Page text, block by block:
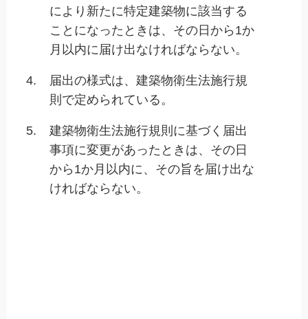
により新たに特定建築物に該当する
ことになったときは、その日から1か
月以内に届け出なければならない。
4.
届出の様式は、建築物衛生法施行規
則で定められている。
5.
建築物衛生法施行規則に基づく届出
事項に変更があったときは、その日
から1か月以内に、その旨を届け出な
ければならない。